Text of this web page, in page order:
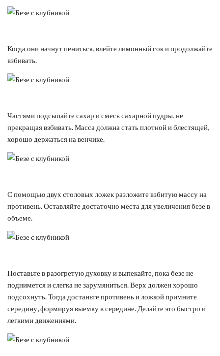
Когда они начнут пениться, влейте лимонный сок и продолжайте
взбивать.
Частями подсыпайте сахар и смесь сахарной пудры, не
прекращая взбивать. Масса должна стать плотной и блестящей,
хорошо держаться на венчике.
С помощью двух столовых ложек разложите взбитую массу на
противень. Оставляйте достаточно места для увеличения безе в
объеме.
Поставьте в разогретую духовку и выпекайте, пока безе не
поднимется и слегка не зарумяниться. Верх должен хорошо
подсохнуть. Тогда достаньте противень и ложкой примните
середину, формируя выемку в середине. Делайте это быстро и
легкими движениями.